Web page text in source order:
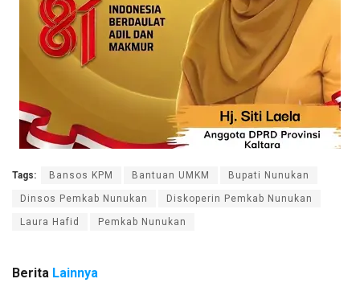
Tags: Bansos KPM Bantuan UMKM Bupati Nunukan
Dinsos Pemkab Nunukan Diskoperin Pemkab Nunukan
Laura Hafid Pemkab Nunukan
Berita Lainnya